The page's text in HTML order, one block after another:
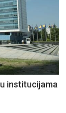
institucijama